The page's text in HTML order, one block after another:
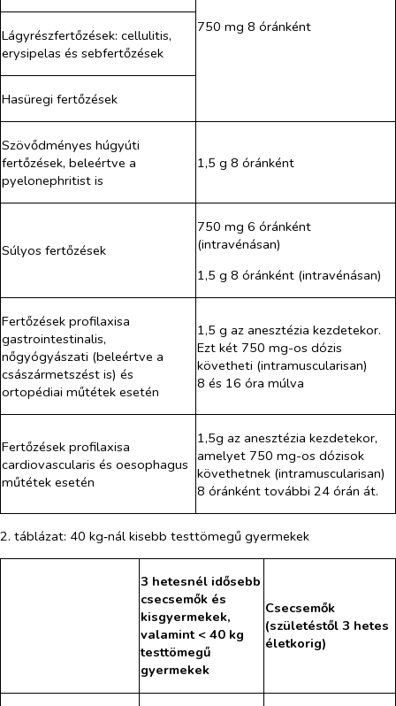
750 mg 8 óránként
Lágyrészfertőzések: cellulitis,
erysipelas és sebfertőzések
Hasüregi fertőzések
Szövődményes húgyúti
fertőzések, beleértve a
pyelonephritist is
1,5 g 8 óránként
Súlyos fertőzések
750 mg 6 óránként
(intravénásan)
1,5 g 8 óránként (intravénásan)
Fertőzések profilaxisa
gastrointestinalis,
nőgyógyászati (beleértve a
császármetszést is) és
ortopédiai műtétek esetén
1,5 g az anesztézia kezdetekor.
Ezt két 750 mg-os dózis
követheti (intramuscularisan)
8 és 16 óra múlva
Fertőzések profilaxisa
cardiovascularis és oesophagus
műtétek esetén
1,5g az anesztézia kezdetekor,
amelyet 750 mg-os dózisok
követhetnek (intramuscularisan)
8 óránként további 24 órán át.
2. táblázat: 40 kg‑nál kisebb testtömegű gyermekek
3 hetesnél idősebb
csecsemők és
kisgyermekek,
valamint < 40 kg
testtömegű
gyermekek
Csecsemők
(születéstől 3 hetes
életkorig)